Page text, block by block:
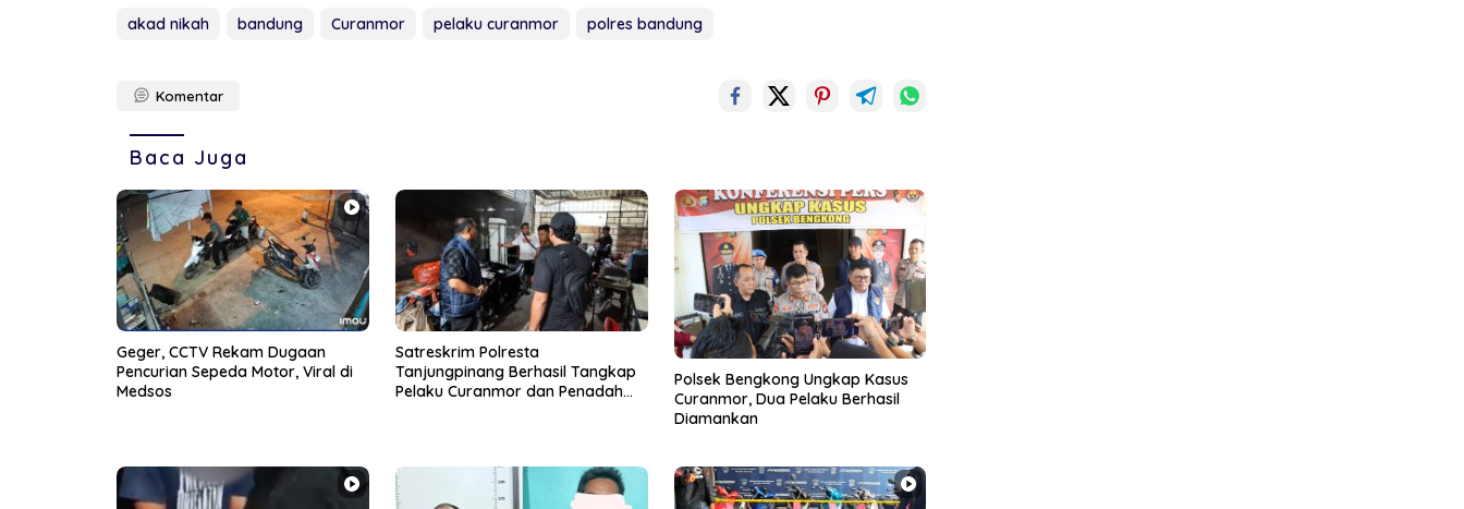
akad nikah bandung Curanmor pelaku curanmor polres bandung
Komentar
Baca Juga
Geger, CCTV Rekam Dugaan
Pencurian Sepeda Motor, Viral di
Medsos
Satreskrim Polresta
Tanjungpinang Berhasil Tangkap
Pelaku Curanmor dan Penadah
Polsek Bengkong Ungkap Kasus
Curanmor, Dua Pelaku Berhasil
Diamankan